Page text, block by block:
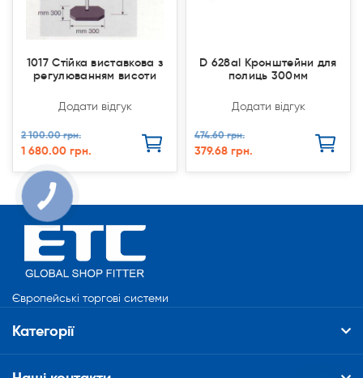
1017 Стійка виставкова з
регулюванням висоти
Додати відгук
2 100.00 грн.
1 680.00 грн.
D 628al Кронштейни для
полиць 300мм
Додати відгук
474.60 грн.
379.68 грн.
Європейські торгові системи
Категорії